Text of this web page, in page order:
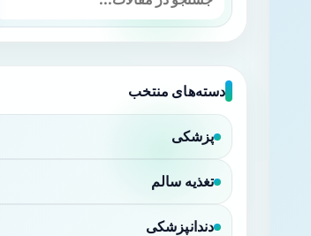
دسته‌های منتخب
پزشکی
تغذیه سالم
دندانپزشکی